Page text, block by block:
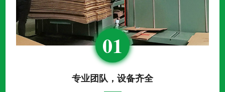
01
专业团队，设备齐全